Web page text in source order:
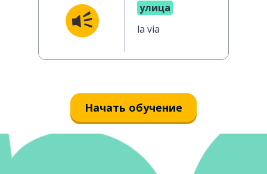
улица
la via
Начать обучение